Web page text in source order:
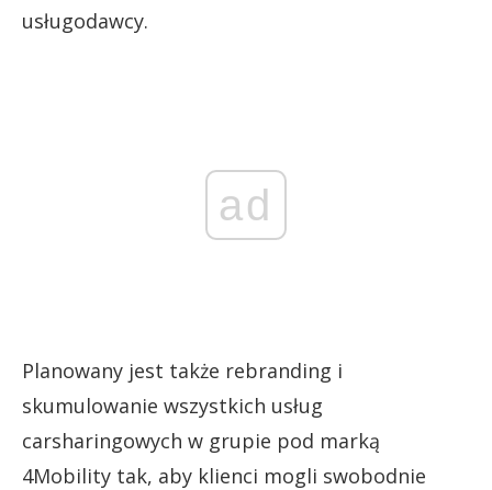
usługodawcy.
ad
Planowany jest także rebranding i
skumulowanie wszystkich usług
carsharingowych w grupie pod marką
4Mobility tak, aby klienci mogli swobodnie